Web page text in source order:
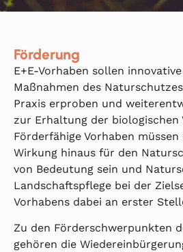
Förderung
E+E-Vorhaben sollen
Maßnahmen des
Praxis erproben und
zur Erhaltung der biologischen
Förderfähige Vorhaben
Wirkung hinaus für den
von Bedeutung sein und
Landschaftspflege bei der
Vorhabens dabei an erster
Zu den Förderschwerpunkten
gehören die